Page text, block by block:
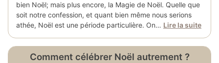
bien Noël; mais plus encore, la Magie de Noël. Quelle que
soit notre confession, et quant bien même nous serions
athée, Noël est une période particulière. On… Lire la suite
Comment célébrer Noël autrement ?